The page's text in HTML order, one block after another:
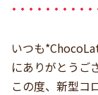
いつも
にありがとうご
この度、新型コ